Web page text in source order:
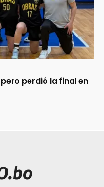
perdió la final en